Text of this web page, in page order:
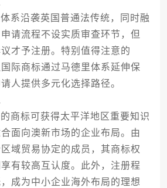
沿袭英国普通法传统，同时融
请流程不设实质审查环节，但
才予注册。特别值得注意的
际商标通过马德里体系延伸保
人提供多元化选择路径。
标可获得太平洋地区重要知识
面向澳新市场的企业布局。由
域贸易协定的成员，其商标权
有较高互认度。此外，注册程
成为中小企业海外布局的理想